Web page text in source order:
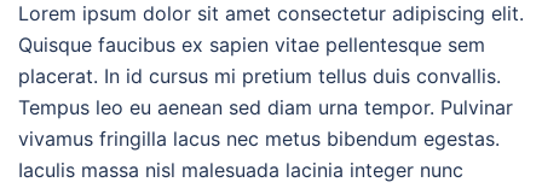
Lorem ipsum dolor sit amet consectetur adipiscing elit.
Quisque faucibus ex sapien vitae pellentesque sem
placerat. In id cursus mi pretium tellus duis convallis.
Tempus leo eu aenean sed diam urna tempor. Pulvinar
vivamus fringilla lacus nec metus bibendum egestas.
Iaculis massa nisl malesuada lacinia integer nunc